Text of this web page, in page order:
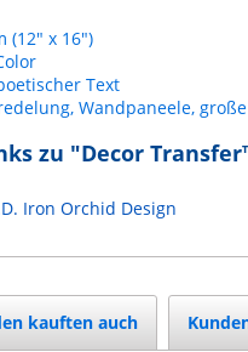
(12" x 16")
Text
Wandpaneele,
zu "Decor
Iron Orchid Design
kauften auch